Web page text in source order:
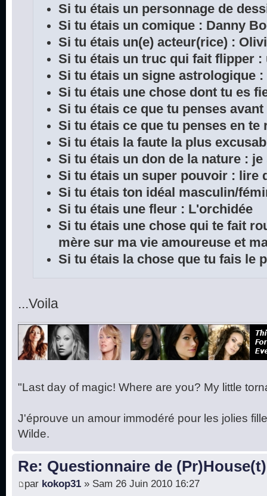
Si tu étais un personnage de
Si tu étais un comique : Danny
Si tu étais un(e) acteur(rice) :
Si tu étais un truc qui fait flipper :
Si tu étais un signe astrologique :
Si tu étais une chose dont tu es
Si tu étais ce que tu penses
Si tu étais ce que tu penses en te
Si tu étais la faute la plus
Si tu étais un don de la nature : je
Si tu étais un super pouvoir : lire
Si tu étais ton idéal masculin/
Si tu étais une fleur : L'orchidée
Si tu étais une chose qui te fait
mère sur ma vie amoureuse et
Si tu étais la chose que tu fais le
...Voila
"Last day of magic! Where are you? My little
J'éprouve un amour immodéré pour les jolies
Wilde.
Re: Questionnaire de (Pr)House(t)
par kokop31 » Sam 26 Juin 2010 16:27